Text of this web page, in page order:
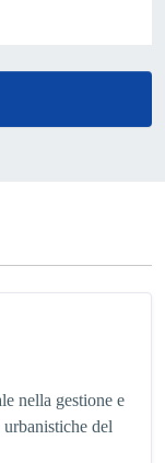
nella gestione e
del